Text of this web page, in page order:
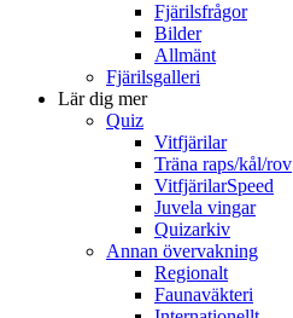
Fjärilsfrågor
Bilder
Allmänt
Fjärilsgalleri
Lär dig mer
Quiz
Vitfjärilar
Träna raps/kål/rov
VitfjärilarSpeed
Juvela vingar
Quizarkiv
Annan övervakning
Regionalt
Faunaväkteri